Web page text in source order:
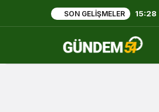
SON GELIŞMELER 15:28
ikinci